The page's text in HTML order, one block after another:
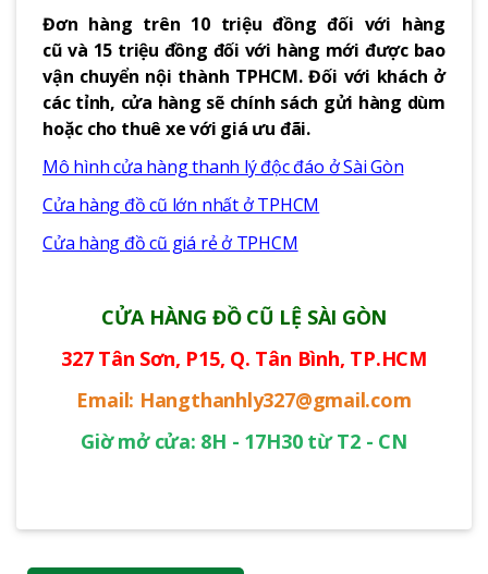
Đơn hàng trên 10 triệu đồng đối với hàng
cũ và 15 triệu đồng đối với hàng mới được bao
vận chuyển nội thành TPHCM. Đối với khách ở
các tỉnh, cửa hàng sẽ chính sách gửi hàng dùm
hoặc cho thuê xe với giá ưu đãi.
Mô hình cửa hàng thanh lý độc đáo ở Sài Gòn
Cửa hàng đồ cũ lớn nhất ở TPHCM
Cửa hàng đồ cũ giá rẻ ở TPHCM
CỬA HÀNG ĐỒ CŨ LỆ SÀI GÒN
327 Tân Sơn, P15, Q. Tân Bình, TP.HCM
Email: Hangthanhly327@gmail.com
Giờ mở cửa: 8H - 17H30 từ T2 - CN